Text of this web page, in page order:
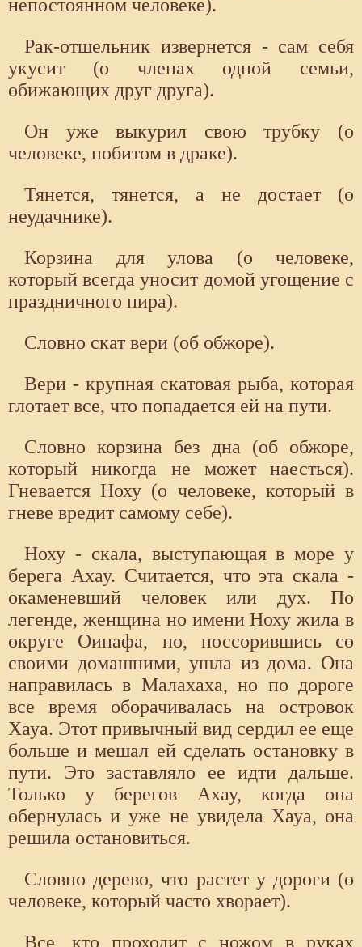
непостоянном человеке).
Рак-отшельник извернется - сам себя
укусит (о членах одной семьи,
обижающих друг друга).
Он уже выкурил свою трубку (о
человеке, побитом в драке).
Тянется, тянется, а не достает (о
неудачнике).
Корзина для улова (о человеке,
который всегда уносит домой угощение с
праздничного пира).
Словно скат вери (об обжоре).
Вери - крупная скатовая рыба, которая
глотает все, что попадается ей на пути.
Словно корзина без дна (об обжоре,
который никогда не может наесться).
Гневается Ноху (о человеке, который в
гневе вредит самому себе).
Ноху - скала, выступающая в море у
берега Ахау. Считается, что эта скала -
окаменевший человек или дух. По
легенде, женщина но имени Ноху жила в
округе Оинафа, но, поссорившись со
своими домашними, ушла из дома. Она
направилась в Малахаха, но по дороге
все время оборачивалась на островок
Хауа. Этот привычный вид сердил ее еще
больше и мешал ей сделать остановку в
пути. Это заставляло ее идти дальше.
Только у берегов Ахау, когда она
обернулась и уже не увидела Хауа, она
решила остановиться.
Словно дерево, что растет у дороги (о
человеке, который часто хворает).
Все, кто проходит с ножом в руках